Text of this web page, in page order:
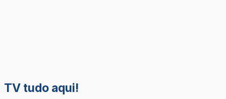
TV tudo aqui!